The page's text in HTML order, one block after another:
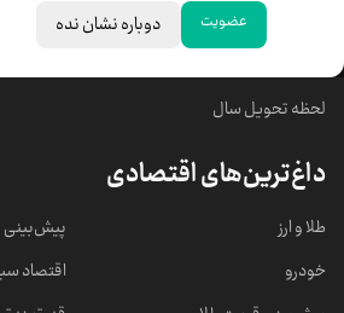
عضویت دوباره نشان نده
خبرهای مهم
لحظه تحویل سال
داغ‌ترین‌های اقتصادی
طلا و ارز
خودرو
پیش‌بینی
اقتصاد